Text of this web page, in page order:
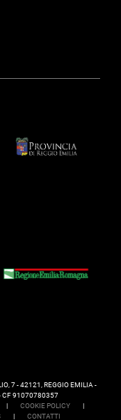
7 - 42121, REGGIO EMILIA -
CF 91070780357
| COOKIE POLICY
|
| CONTATTI